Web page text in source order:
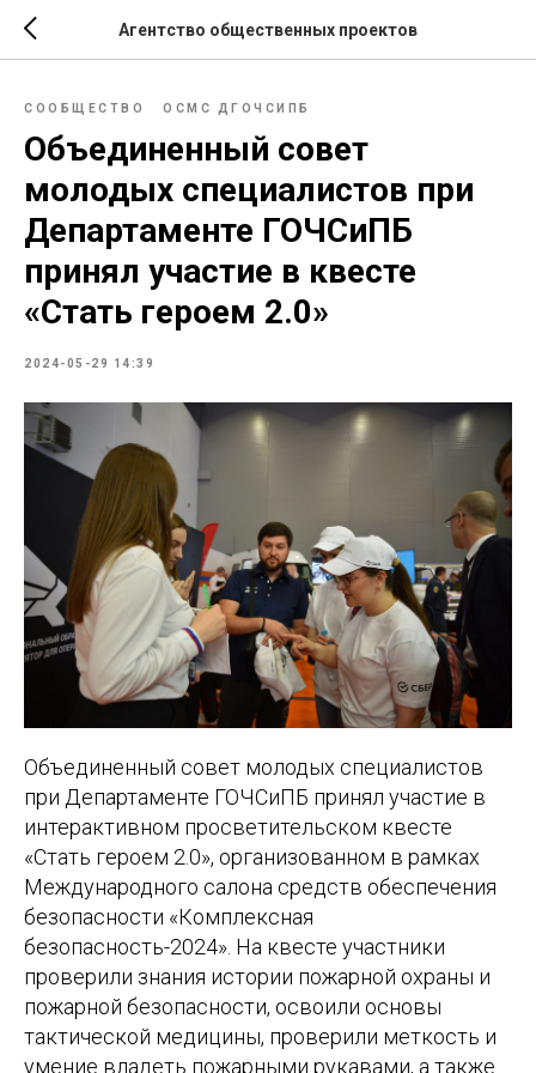
Агентство общественных проектов
СООБЩЕСТВО ОСМС ДГОЧСИПБ
Объединенный совет
молодых специалистов при
Департаменте ГОЧСиПБ
принял участие в квесте
«Стать героем 2.0»
2024-05-29 14:39
Объединенный совет молодых специалистов
при Департаменте ГОЧСиПБ принял участие в
интерактивном просветительском квесте
«Стать героем 2.0», организованном в рамках
Международного салона средств обеспечения
безопасности «Комплексная
безопасность-2024». На квесте участники
проверили знания истории пожарной охраны и
пожарной безопасности, освоили основы
тактической медицины, проверили меткость и
умение владеть пожарными рукавами, а также